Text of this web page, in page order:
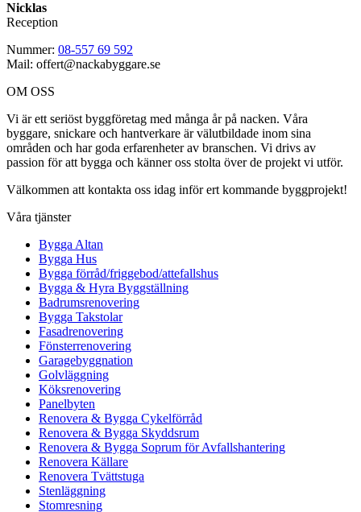
Nicklas
Reception
Nummer: 08-557 69 592
Mail: offert@nackabyggare.se
OM OSS
Vi är ett seriöst byggföretag med många år på nacken. Våra
byggare, snickare och hantverkare är välutbildade inom sina
områden och har goda erfarenheter av branschen. Vi drivs av
passion för att bygga och känner oss stolta över de projekt vi utför.
Välkommen att kontakta oss idag inför ert kommande byggprojekt!
Våra tjänster
Bygga Altan
Bygga Hus
Bygga förråd/friggebod/attefallshus
Bygga & Hyra Byggställning
Badrumsrenovering
Bygga Takstolar
Fasadrenovering
Fönsterrenovering
Garagebyggnation
Golvläggning
Köksrenovering
Panelbyten
Renovera & Bygga Cykelförråd
Renovera & Bygga Skyddsrum
Renovera & Bygga Soprum för Avfallshantering
Renovera Källare
Renovera Tvättstuga
Stenläggning
Stomresning